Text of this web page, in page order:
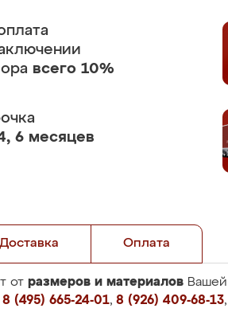
всего 10%
6 месяцев
Доставка Оплата
от размеров и материалов
8 (495) 665-24-01, 8 (926) 409-68-13